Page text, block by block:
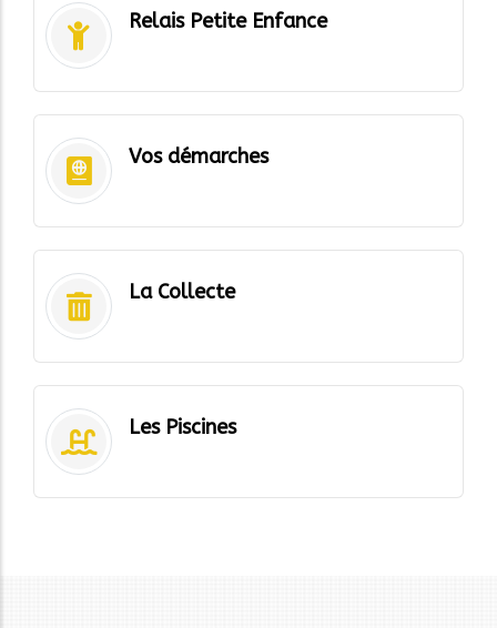
Relais Petite Enfance
Vos démarches
La Collecte
Les Piscines